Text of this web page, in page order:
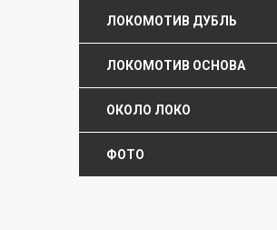
ЛОКОМОТИВ ДУБЛЬ
ЛОКОМОТИВ ОСНОВА
ОКОЛО ЛОКО
ФОТО